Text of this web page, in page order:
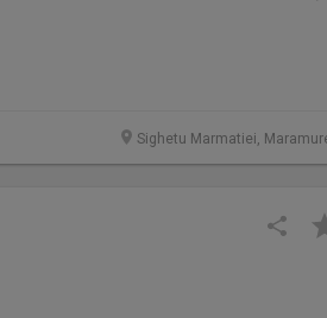
Sighetu Marmatiei,